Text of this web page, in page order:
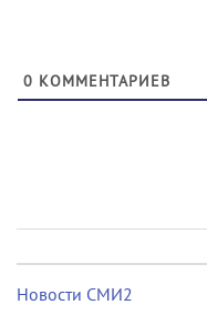
0 КОММЕНТАРИЕВ
Новости СМИ2